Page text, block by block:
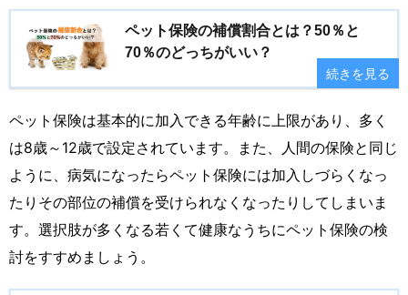
ペット保険の補償割合とは？50％と
70％のどっちがいい？
続きを見る
ペット保険は基本的に加入できる年齢に上限があり、多く
は8歳～12歳で設定されています。また、人間の保険と同じ
ように、病気になったらペット保険には加入しづらくなっ
たりその部位の補償を受けられなくなったりしてしまいま
す。選択肢が多くなる若くて健康なうちにペット保険の検
討をすすめましょう。